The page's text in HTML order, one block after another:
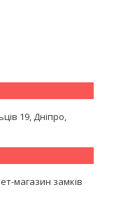
19, Дніпро,
магазин замків